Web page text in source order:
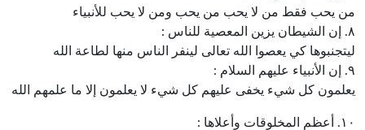
من يحب فقط من لا يحب من يحب ومن لا يحب للأنبياء
٨. إن الشيطان يزين المعصية للناس :
ليتجنبوها كي يعصوا الله تعالى لينفر الناس منها لطاعة الله
٩. إن الأنبياء عليهم السلام :
يعلمون كل شيء يخفى عليهم كل شيء لا يعلمون إلا ما علمهم الله
١٠. أعظم المخلوقات وأعلاها :